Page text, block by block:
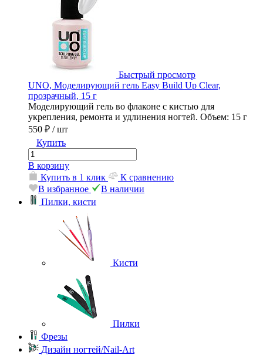
Быстрый просмотр
UNO, Моделирующий гель Easy Build Up Clear,
прозрачный, 15 г
Моделирующий гель во флаконе с кистью для
укрепления, ремонта и удлинения ногтей. Объем: 15 г
550 ₽ / шт
Купить
В корзину
Купить в 1 клик
К сравнению
В избранное
В наличии
Пилки, кисти
Кисти
Пилки
Фрезы
Дизайн ногтей/Nail-Art